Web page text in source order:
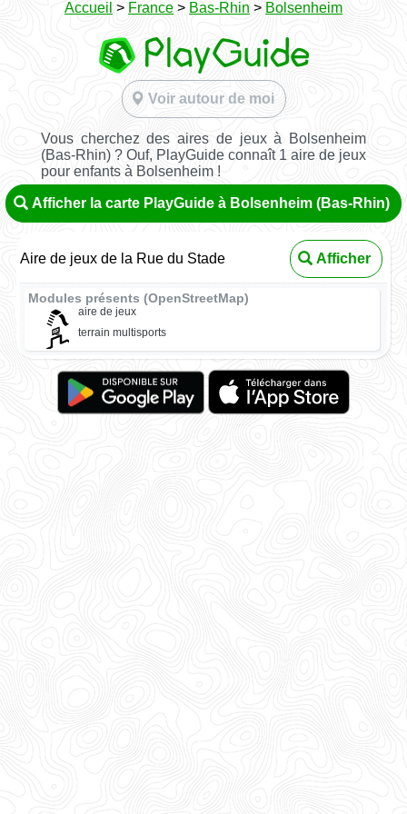
Accueil > France > Bas-Rhin > Bolsenheim
Voir autour de moi
Vous cherchez des aires de jeux à Bolsenheim
(Bas-Rhin) ? Ouf, PlayGuide connaît 1 aire de jeux
pour enfants à Bolsenheim !
Afficher la carte PlayGuide à Bolsenheim (Bas-Rhin)
Aire de jeux de la Rue du Stade Afficher
Modules présents (OpenStreetMap)
aire de jeux
terrain multisports